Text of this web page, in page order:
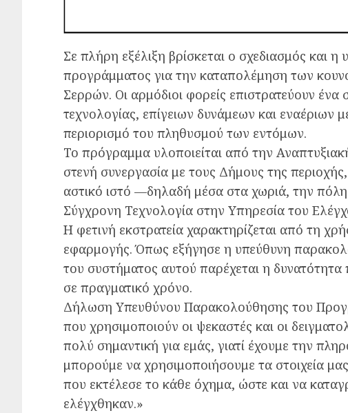
Σε πλήρη εξέλιξη βρίσκεται ο σχεδιασμός και
προγράμματος για την καταπολέμηση των
Σερρών. Οι αρμόδιοι φορείς επιστρατεύουν
τεχνολογίας, επίγειων δυνάμεων και εναέριων
περιορισμό του πληθυσμού των εντόμων.
Το πρόγραμμα υλοποιείται από την
στενή συνεργασία με τους Δήμους της
αστικό ιστό —δηλαδή μέσα στα χωριά, την
Σύγχρονη Τεχνολογία στην Υπηρεσία του
Η φετινή εκστρατεία χαρακτηρίζεται από τη
εφαρμογής. Όπως εξήγησε η υπεύθυνη
του συστήματος αυτού παρέχεται η
σε πραγματικό χρόνο.
Δήλωση Υπευθύνου Παρακολούθησης του
που χρησιμοποιούν οι ψεκαστές και οι
πολύ σημαντική για εμάς, γιατί έχουμε την
μπορούμε να χρησιμοποιήσουμε τα στοιχεία
που εκτέλεσε το κάθε όχημα, ώστε και να
ελέγχθηκαν.»